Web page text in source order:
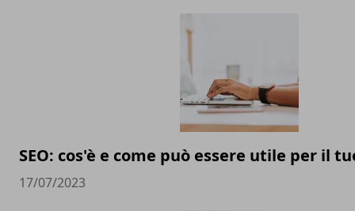
SEO: cos'è e come può essere utile per il
17/07/2023